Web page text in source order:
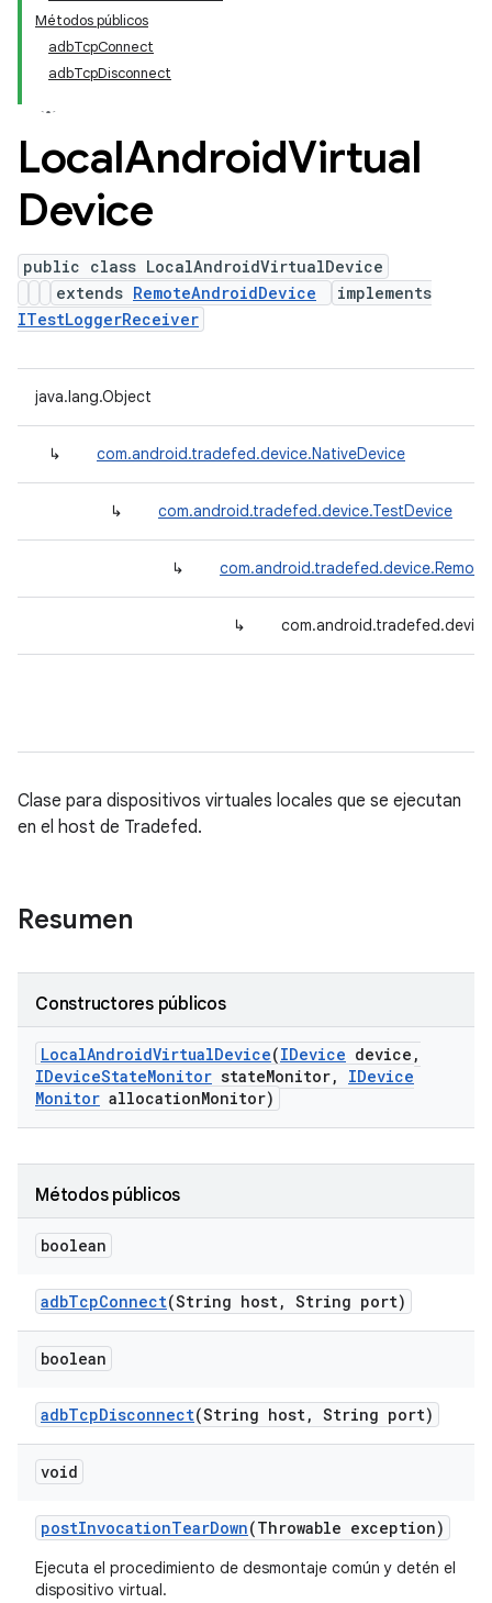
Métodos públicos
adbTcpConnect
adbTcpDisconnect
LocalAndroidVirtual
Device
public class LocalAndroidVirtualDevice
extends RemoteAndroidDevice
implements
ITestLoggerReceiver
java.lang.Object
↳ com.android.tradefed.device.NativeDevice
↳ com.android.tradefed.device.TestDevice
↳
↳
Clase para dispositivos virtuales locales que se ejecutan
en el host de Tradefed.
Resumen
Constructores públicos
LocalAndroidVirtualDevice(IDevice device ,
IDeviceStateMonitor stateMonitor,
IDevice
Monitor allocationMonitor)
Métodos públicos
boolean
adbTcpConnect(String host, String port)
boolean
adbTcpDisconnect(String host, String port)
void
postInvocationTearDown(Throwable exception)
Ejecuta el procedimiento de desmontaje común y detén el
dispositivo virtual.